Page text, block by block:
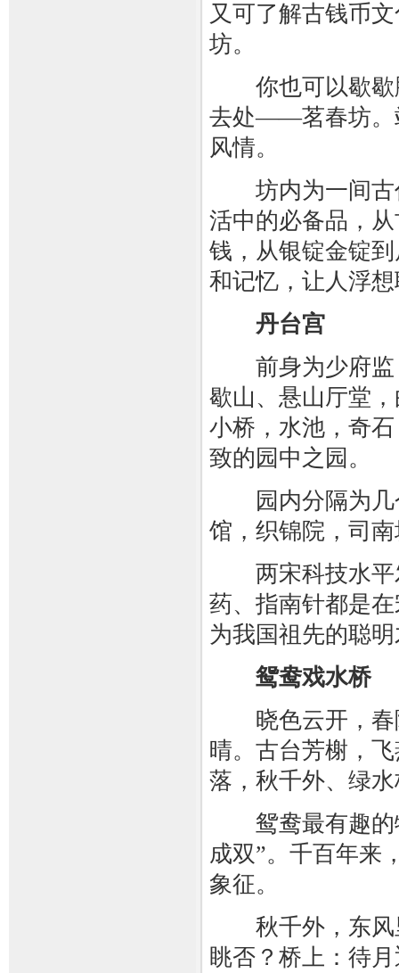
又可了解古钱币
坊。
你也可以歇歇
去处——茗春坊。
风情。
坊内为一间古
活中的必备品，
钱，从银锭金锭
和记忆，让人浮
丹台宫
前身为少府监
歇山、悬山厅堂
小桥，水池，奇
致的园中之园。
园内分隔为几
馆，织锦院，司
两宋科技水平
药、指南针都是
为我国祖先的聪
鸳鸯戏水桥
晓色云开，春
晴。古台芳榭，
落，秋千外、绿
鸳鸯最有趣的
成双”。千百年来
象征。
秋千外，东风
眺否？桥上：待